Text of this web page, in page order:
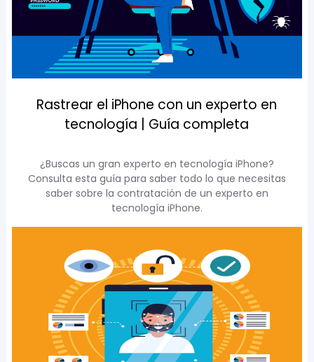
Rastrear el iPhone con un experto en
tecnología | Guía completa
¿Buscas un gran experto en tecnología iPhone?
Consulta esta guía para saber todo lo que necesitas
saber sobre la contratación de un experto en
tecnología iPhone.